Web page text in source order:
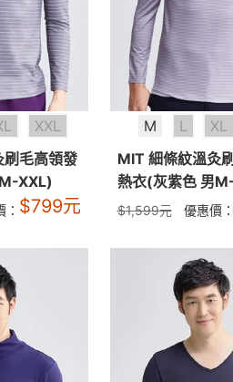
XXL
毛高領發
XXL)
$799元
M L XL
MIT 細條紋溫灸
熱衣(灰紫色 男
$1,599元 優惠價：